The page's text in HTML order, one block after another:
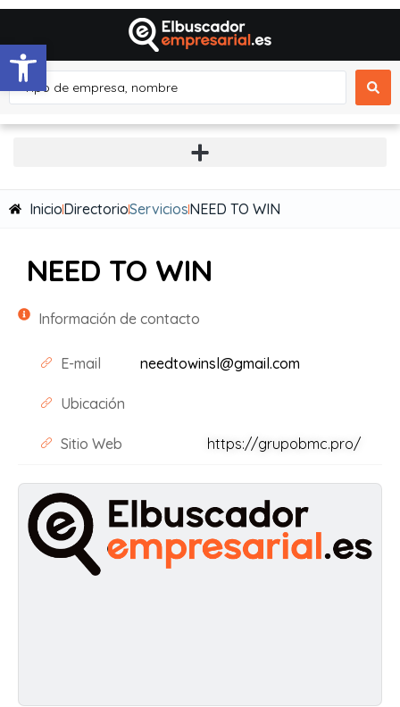
Abrir barra de herramientas
InicioDirectorioServiciosNEED TO WIN
NEED TO WIN
Información de contacto
E-mail needtowinsl@gmail.com
Ubicación
Sitio Web https://grupobmc.pro/